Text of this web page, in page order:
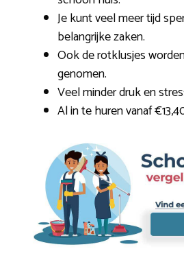
Je kunt veel meer tijd
belangrijke zaken.
Ook de rotklusjes
genomen.
Veel minder druk en
Al in te huren vanaf